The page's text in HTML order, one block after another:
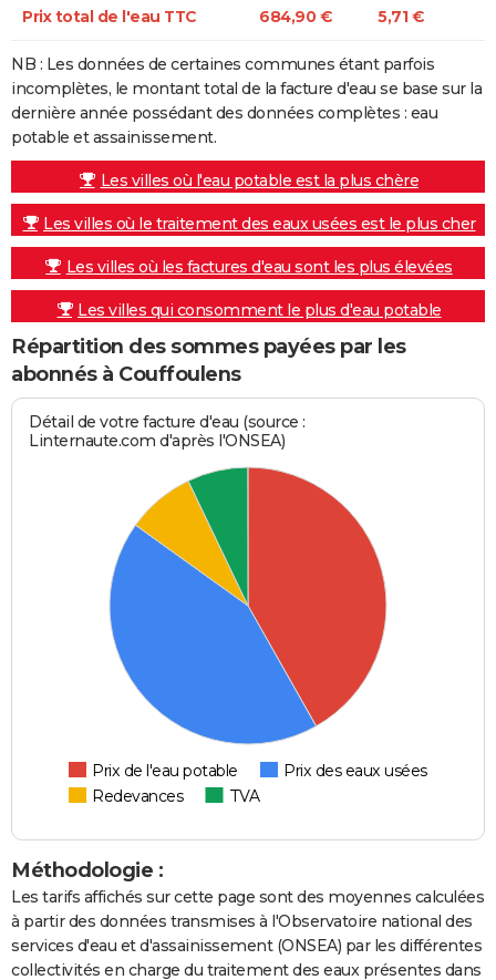
Prix total de l'eau TTC 684,90 € 5,71 €
NB : Les données de certaines communes étant parfois
incomplètes, le montant total de la facture d'eau se base sur la
dernière année possédant des données complètes : eau
potable et assainissement.
Les villes où l'eau potable est la plus chère
Les villes où le traitement des eaux usées est le plus cher
Les villes où les factures d'eau sont les plus élevées
Les villes qui consomment le plus d'eau potable
Répartition des sommes payées par les
abonnés à Couffoulens
Détail de votre facture d'eau (source :
Linternaute.com d'après l'ONSEA)
Prix de l'eau potable
Prix des eaux usées
Redevances
TVA
Méthodologie :
Les tarifs affichés sur cette page sont des moyennes calculées
à partir des données transmises à l'Observatoire national des
services d'eau et d'assainissement (ONSEA) par les différentes
collectivités en charge du traitement des eaux présentes dans